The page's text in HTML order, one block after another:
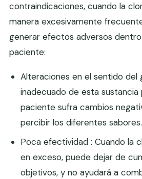
contraindicaciones, cuando la
manera excesivamente
generar efectos adversos
paciente:
Alteraciones en el sentido del
inadecuado de esta
paciente sufra cambios
percibir los diferentes sabores.
Poca efectividad : Cuando la
en exceso, puede dejar de
objetivos, y no ayudará a